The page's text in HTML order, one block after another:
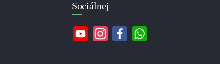
Sociálnej